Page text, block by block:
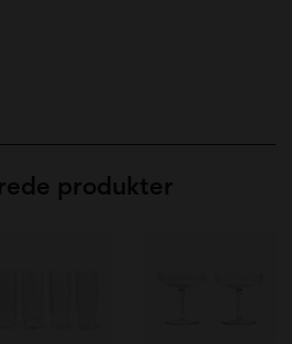
produkter